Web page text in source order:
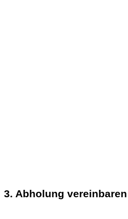
3. Abholung vereinbaren